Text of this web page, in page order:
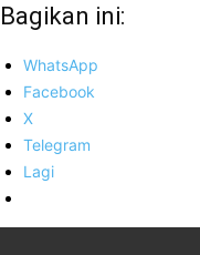
Bagikan ini:
WhatsApp
Facebook
X
Telegram
Lagi